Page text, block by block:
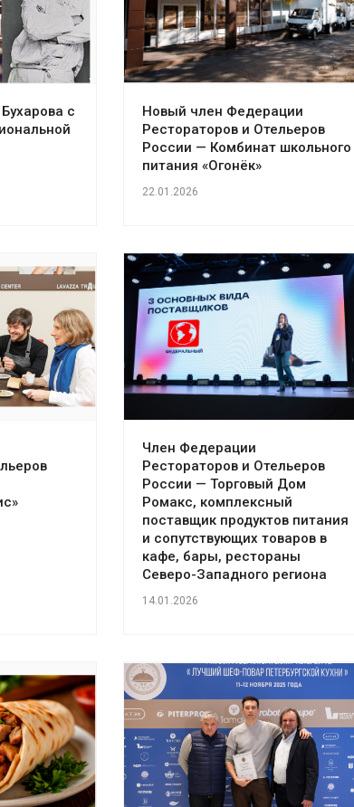
с
Новый член Федерации
Рестораторов и Отельеров
России — Комбинат школьного
питания «Огонёк»
22.01.2026
Член Федерации
Рестораторов и Отельеров
России — Торговый Дом
Ромакс, комплексный
поставщик продуктов питания
и сопутствующих товаров в
кафе, бары, рестораны
Северо-Западного региона
14.01.2026